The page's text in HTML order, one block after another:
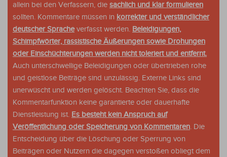
allein bei den Verfassern, die sachlich und klar formulieren
sollten. Kommentare müssen in korrekter und verständlicher
deutscher Spracheverfasst werden. Beleidigungen,
Schimpfwörter, rassistische Äußerungen sowie Drohungen
oder Einschüchterungen werden nicht toleriert und entfernt.
Auch unterschwellige Beleidigungen oder übertrieben rohe
und geistlose Beiträge sind unzulässig. Externe Links sind
unerwüscht und werden gelöscht. Beachten Sie, dass die
Kommentarfunktion keine garantierte oder dauerhafte
Dienstleistung ist. Es besteht kein Anspruch auf
Veröffentlichung oder Speicherung von Kommentaren. Die
Entscheidung über die Löschung oder Sperrung von
Beiträgen oder Nutzern die dagegen verstoßen obliegt dem